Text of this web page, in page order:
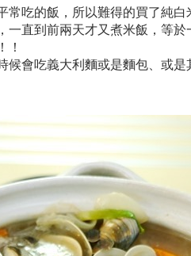
常吃的飯，所以難得的買了純白
一直到前兩天才又煮米飯，等
！
候會吃義大利麵或是麵包、或是